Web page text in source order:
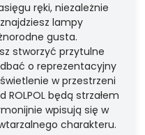
ręki, niezależnie
lampy
gusta.
stworzyć przytulne
o reprezentacyjny
w przestrzeni
będą strzałem
wpisują się w
charakteru.